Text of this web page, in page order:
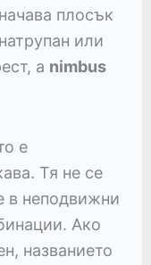
плосък
или
а nimbus
е
Тя не се
в неподвижни
Ако
названието